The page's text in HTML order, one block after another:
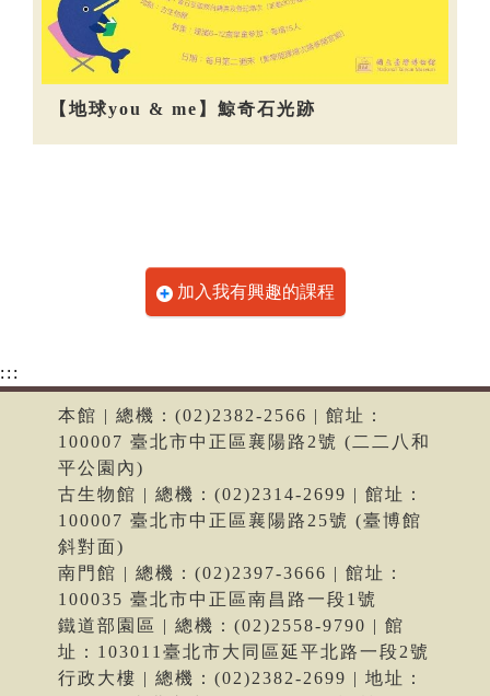
【地球you & me】鯨奇石光跡
加入我有興趣的課程
:::
本館 | 總機：(02)2382-2566 | 館址：
100007 臺北市中正區襄陽路2號 (二二八和
平公園內)
古生物館 | 總機：(02)2314-2699 | 館址：
100007 臺北市中正區襄陽路25號 (臺博館
斜對面)
南門館 | 總機：(02)2397-3666 | 館址：
100035 臺北市中正區南昌路一段1號
鐵道部園區 | 總機：(02)2558-9790 | 館
址：103011臺北市大同區延平北路一段2號
行政大樓 | 總機：(02)2382-2699 | 地址：